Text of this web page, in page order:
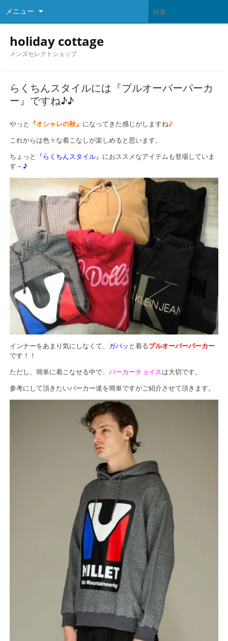
メニュー
holiday cottage
メンズセレクトショップ
らくちんスタイルには『プルオーバーパーカ
ー』ですね♪♪
やっと 『オシャレの秋』 になってきた感じがしますね♪
これからは色々な着こなしが楽しめると思います。
ちょっと
『らくちんスタイル』 におススメなアイテムも登場していま
す～ ♪
インナーをあまり気にしなくて、 ガバッ と着るプルオーバーパーカー
です！！
ただし、簡単に着こなせる中で、 パーカーチョイスは大切です。
参考にして頂きたいパーカー達を簡単ですがご紹介させて頂きます。